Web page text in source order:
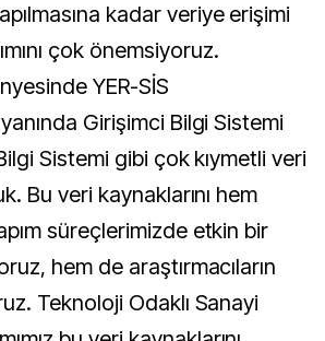
kadar veriye erişimi
çok önemsiyoruz.
YER-SİS
yanında Girişimci Bilgi Sistemi
Sistemi gibi çok kıymetli veri
Bu veri kaynaklarını hem
süreçlerimizde etkin bir
hem de araştırmacıların
Teknoloji Odaklı Sanayi